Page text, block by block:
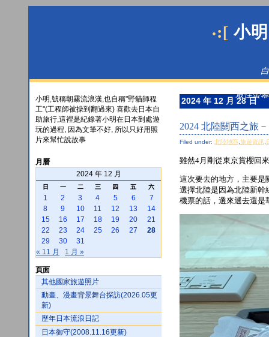
·:[ 小
最佳螢
小明,號稱朝霧流浪漢,也自稱"野貓師程
工"(工程師被操到翻過來) 喜歡去日本自
助旅行,這裡是紀錄著小明在日本到處遊
玩的過程, 因為文筆不好, 所以只好用照
片來幫忙說故事
月曆
2024 年 12 月
日 一 二 三 四 五 六
1 2 3 4 5 6
7
8
9 10 11 12 13
14
15
16 17 18 19 20
21
22
23 24 25 26 27
28
29
30
31
« 11 月
1 月 »
頁面
其他國家旅遊照片
動畫、漫畫背景舞台探訪(2026.05更
新)
歷年日本流浪日記
日本御守(2008.11.16更新)
2024 年 12 月 28 日
2024 北陸關西之旅
Filed under: 北陸地區 旅遊資訊
雖然4月剛從東京賞櫻回
這次要去的地方，主要是
選擇北陸是因為北陸新幹
機票的話，選來選去還是